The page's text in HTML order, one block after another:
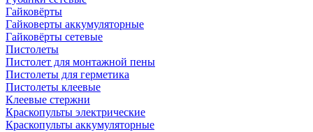
Гайковёрты
Гайковерты аккумуляторные
Гайковёрты сетевые
Пистолеты
Пистолет для монтажной пены
Пистолеты для герметика
Пистолеты клеевые
Клеевые стержни
Краскопульты электрические
Краскопульты аккумуляторные